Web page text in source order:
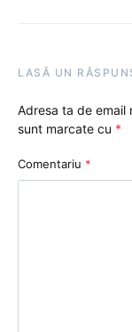
LASĂ UN
Adresa ta de email
sunt marcate cu *
Comentariu *